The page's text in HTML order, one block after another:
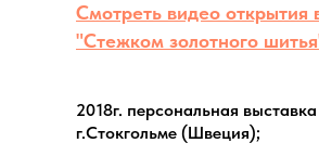
Смотреть видео открытия
"Стежком золотного
2018г. персональная
г.Стокгольме (Швеция);